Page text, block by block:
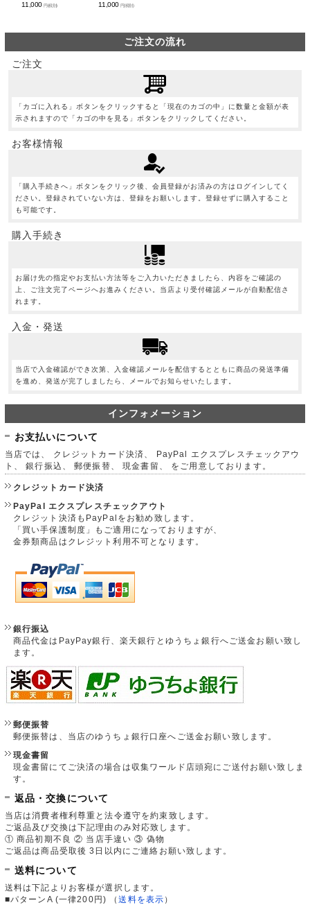
11,000円(税別)
11,000 円(税別)
ご注文の流れ
ご注文
「カゴに入れる」ボタンをクリックすると「現在のカゴの中」に数量と金額が表
示されますので「カゴの中を見る」ボタンをクリックしてください。
お客様情報
「購入手続きへ」ボタンをクリック後、会員登録がお済みの方はログインしてく
ださい。登録されていない方は、登録をお願いします。登録せずに購入すること
も可能です。
購入手続き
お届け先の指定やお支払い方法等をご入力いただきましたら、内容をご確認の
上、ご注文完了ページへお進みください。当店より受付確認メールが自動配信さ
れます。
入金・発送
当店で入金確認ができ次第、入金確認メールを配信するとともに商品の発送準備
を進め、発送が完了しましたら、メールでお知らせいたします。
インフォメーション
お支払いについて
当店では、 クレジットカード決済、 PayPal エクスプレスチェックアウ
ト、 銀行振込、 郵便振替、 現金書留、 をご用意しております。
クレジットカード決済
PayPal エクスプレスチェックアウト
クレジット決済もPayPalをお勧め致します。
「買い手保護制度」もご適用になっておりますが、
金券類商品はクレジット利用不可となります。
銀行振込
商品代金はPayPay銀行、楽天銀行とゆうちょ銀行へご送金お願い致し
ます。
郵便振替
郵便振替は、当店のゆうちょ銀行口座へご送金お願い致します。
現金書留
現金書留にてご決済の場合は収集ワールド店頭宛にご送付お願い致しま
す。
返品・交換について
当店は消費者権利尊重と法令遵守を約束致します。
ご返品及び交換は下記理由のみ対応致します。
① 商品初期不良 ② 当店手違い ③ 偽物
ご返品は商品受取後 3日以内にご連絡お願い致します。
送料について
送料は下記よりお客様が選択します。
■パターンA (一律200円)
（送料を表示 ）